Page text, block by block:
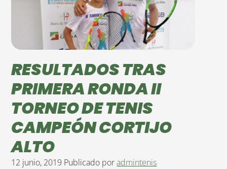
RESULTADOS TRAS
PRIMERA RONDA II
TORNEO DE TENIS
CAMPEÓN CORTIJO
ALTO
12 junio, 2019 Publicado poradmintenis